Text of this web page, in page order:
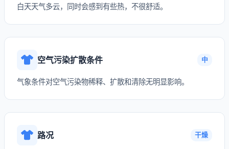
白天天气多云，同时会感到有些热，不很舒适。
空气污染扩散条件 中
气象条件对空气污染物稀释、扩散和清除无明显影响。
路况 干燥